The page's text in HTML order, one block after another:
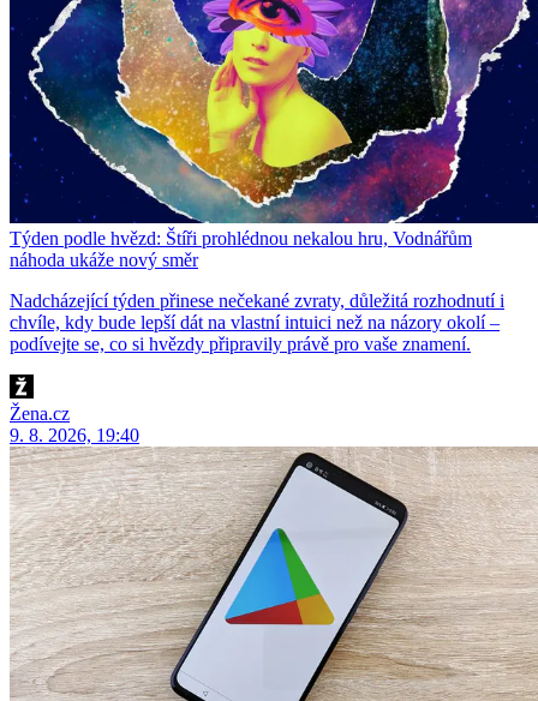
Týden podle hvězd: Štíři prohlédnou nekalou hru, Vodnářům
náhoda ukáže nový směr
Nadcházející týden přinese nečekané zvraty, důležitá rozhodnutí i
chvíle, kdy bude lepší dát na vlastní intuici než na názory okolí –
podívejte se, co si hvězdy připravily právě pro vaše znamení.
Žena.cz
9. 8. 2026, 19:40